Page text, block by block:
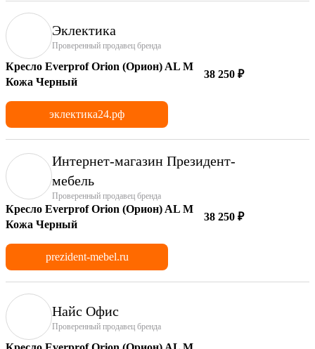
Эклектика
Проверенный продавец бренда
Кресло Everprof Orion (Орион) AL M
Кожа Черный
38 250 ₽
эклектика24.рф
Интернет-магазин Президент-
мебель
Проверенный продавец бренда
Кресло Everprof Orion (Орион) AL M
Кожа Черный
38 250 ₽
prezident-mebel.ru
Найс Офис
Проверенный продавец бренда